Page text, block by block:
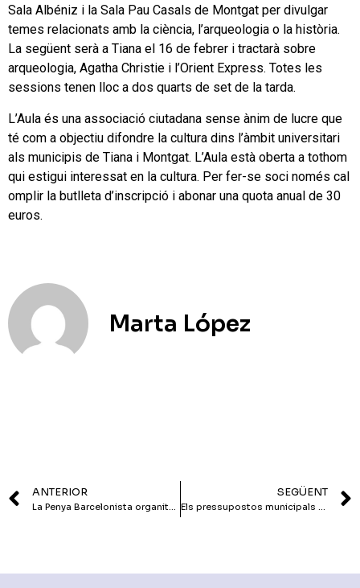
Sala Albéniz i la Sala Pau Casals de Montgat per divulgar
temes relacionats amb la ciència, l’arqueologia o la història.
La següent serà a Tiana el 16 de febrer i tractarà sobre
arqueologia, Agatha Christie i l’Orient Express. Totes les
sessions tenen lloc a dos quarts de set de la tarda.
L’Aula és una associació ciutadana sense ànim de lucre que
té com a objectiu difondre la cultura dins l’àmbit universitari
als municipis de Tiana i Montgat. L’Aula està oberta a tothom
qui estigui interessat en la cultura. Per fer-se soci només cal
omplir la butlleta d’inscripció i abonar una quota anual de 30
euros.
Marta López
ANTERIOR
La Penya Barcelonista organitza una conferència sobre la simbiosi entre el Barça i Catalunya
SEGÜENT
Els pressupostos municipals del 2023 s’aproven de manera definitiva